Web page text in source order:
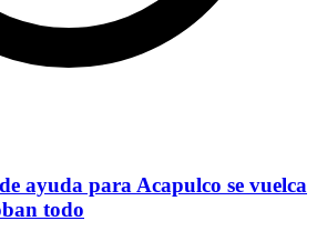
ayuda para Acapulco se vuelca
todo